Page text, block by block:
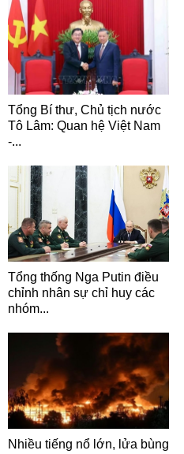
Tổng Bí thư, Chủ tịch nước
Tô Lâm: Quan hệ Việt Nam
-...
Tổng thống Nga Putin điều
chỉnh nhân sự chỉ huy các
nhóm...
Nhiều tiếng nổ lớn, lửa bùng